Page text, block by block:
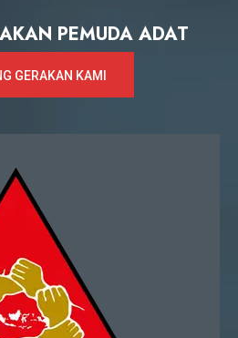
PEMUDA ADAT
GERAKAN KAMI